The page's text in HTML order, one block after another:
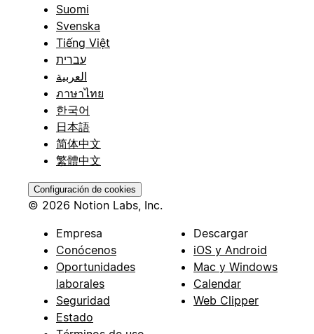
Suomi
Svenska
Tiếng Việt
עברית
العربية
ภาษาไทย
한국어
日本語
简体中文
繁體中文
Configuración de cookies
© 2026 Notion Labs, Inc.
Empresa
Conócenos
Oportunidades
laborales
Seguridad
Estado
Descargar
iOS y Android
Mac y Windows
Calendar
Web Clipper